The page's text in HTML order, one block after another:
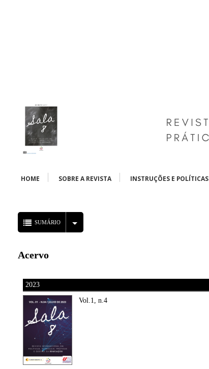
HOME SOBRE A REVISTA INSTRUÇÕES E POLÍTICAS
SUMÁRIO
Acervo
2023
Vol.1, n.4